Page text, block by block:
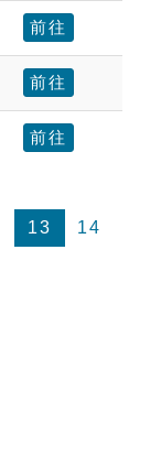
前往
前往
前往
13
14